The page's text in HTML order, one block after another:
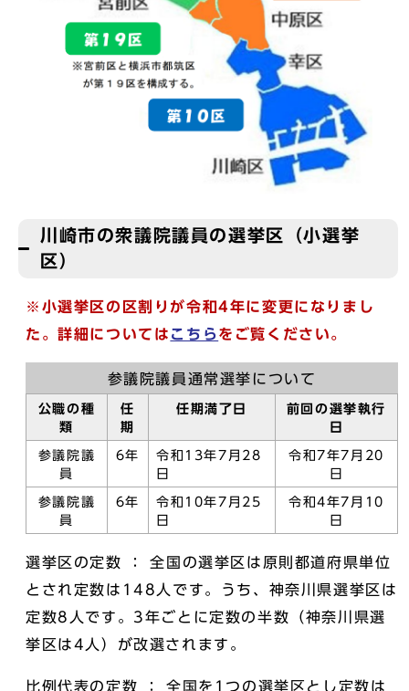
川崎市の衆議院議員の選挙区（小選挙
区）
※小選挙区の区割りが令和4年に変更になりまし
た。詳細については こちらをご覧ください。
参議院議員通常選挙について
公職の種
類
任
期
任期満了日
前回の選挙執行
日
参議院議
員
6年
令和13年7月28
日
令和7年7月20
日
参議院議
員
6年
令和10年7月25
日
令和4年7月10
日
選挙区の定数 ： 全国の選挙区は原則都道府県単位
とされ定数は148人です。うち、神奈川県選挙区は
定数8人です。3年ごとに定数の半数（神奈川県選
挙区は4人）が改選されます。
比例代表の定数 ： 全国を1つの選挙区とし定数は